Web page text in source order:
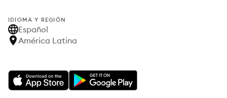
IDIOMA Y REGIÓN
Español
América Latina